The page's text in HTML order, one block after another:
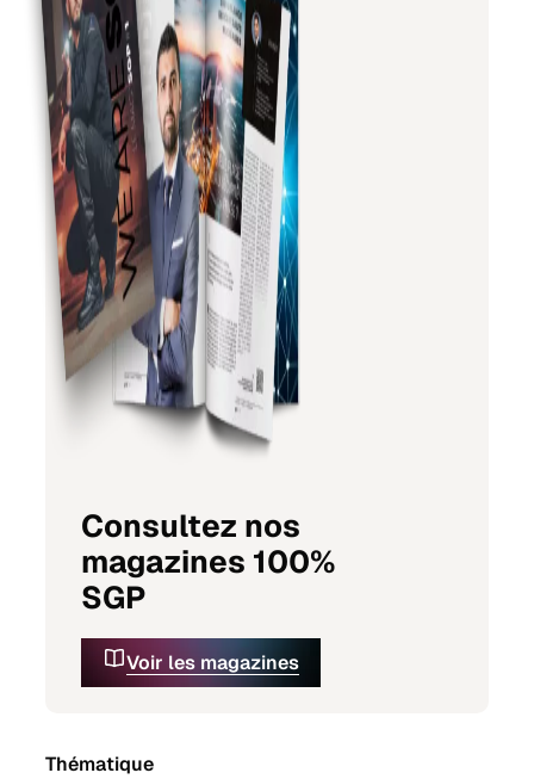
Consultez nos
magazines 100%
SGP
Voir les magazines
Thématique